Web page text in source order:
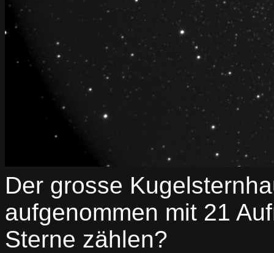
Der grosse
aufgenommen mit 21
Sterne zählen?